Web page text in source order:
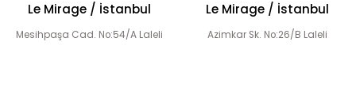
Le Mirage / İstanbul
Mesihpaşa Cad. No:54/A Laleli
Le Mirage / İstanbul
Azimkar Sk. No:26/B Laleli